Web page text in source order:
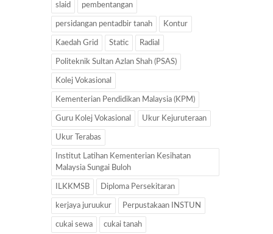
slaid pembentangan
persidangan pentadbir tanah Kontur
Kaedah Grid Static Radial
Politeknik Sultan Azlan Shah (PSAS)
Kolej Vokasional
Kementerian Pendidikan Malaysia (KPM)
Guru Kolej Vokasional Ukur Kejuruteraan
Ukur Terabas
Institut Latihan Kementerian Kesihatan
Malaysia Sungai Buloh
ILKKMSB Diploma Persekitaran
kerjaya juruukur Perpustakaan INSTUN
cukai sewa cukai tanah